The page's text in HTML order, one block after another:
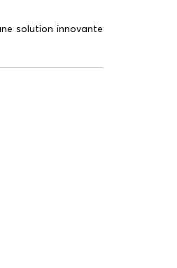
solution innovante